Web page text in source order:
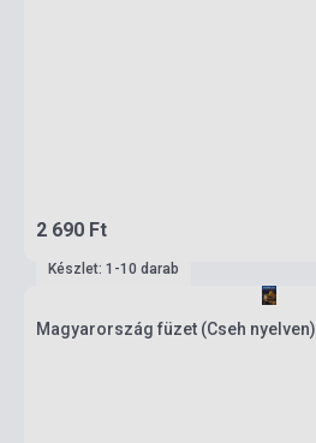
2 690 Ft
Készlet: 1-10 darab
Magyarország füzet (Cseh nyelven)